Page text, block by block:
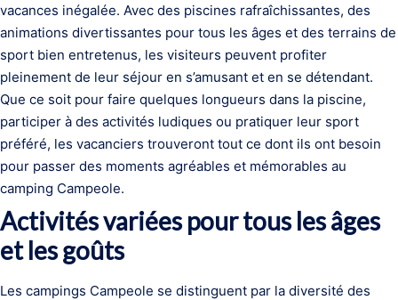
vacances inégalée. Avec des piscines rafraîchissantes, des
animations divertissantes pour tous les âges et des terrains de
sport bien entretenus, les visiteurs peuvent profiter
pleinement de leur séjour en s’amusant et en se détendant.
Que ce soit pour faire quelques longueurs dans la piscine,
participer à des activités ludiques ou pratiquer leur sport
préféré, les vacanciers trouveront tout ce dont ils ont besoin
pour passer des moments agréables et mémorables au
camping Campeole.
Activités variées pour tous les âges
et les goûts
Les campings Campeole se distinguent par la diversité des